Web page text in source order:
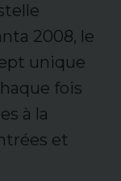
2008, le
unique
fois
à la
et